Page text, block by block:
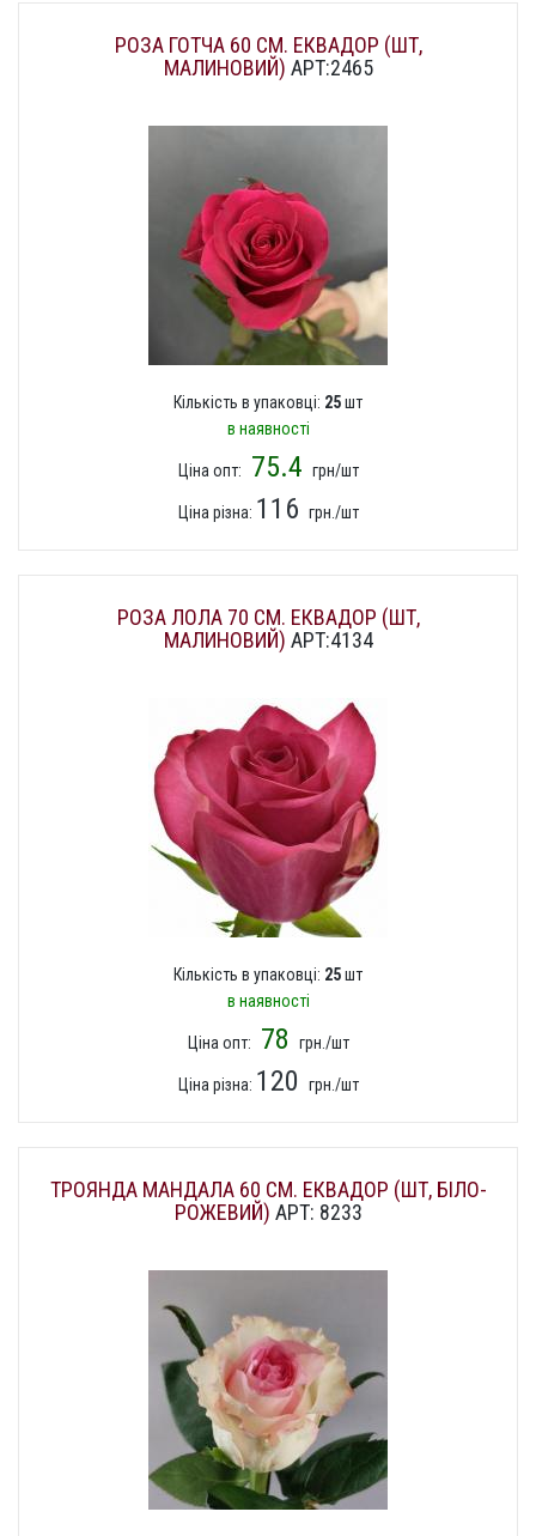
РОЗА ГОТЧА 60 СМ. ЕКВАДОР (ШТ,
МАЛИНОВИЙ) АРТ:2465
Кількість в упаковці: 25шт
в наявності
Ціна опт: 75.4 грн/шт
Ціна різна: 116 грн./шт
РОЗА ЛОЛА 70 СМ. ЕКВАДОР (ШТ,
МАЛИНОВИЙ) АРТ:4134
Кількість в упаковці: 25шт
в наявності
Ціна опт: 78 грн./шт
Ціна різна: 120 грн./шт
ТРОЯНДА МАНДАЛА 60 СМ. ЕКВАДОР (ШТ, БІЛО-
РОЖЕВИЙ) АРТ: 8233